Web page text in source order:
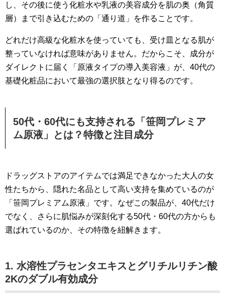
し、その後に使う化粧水や乳液の美容成分を肌の奥（角質
層）まで引き込むための「通り道」を作ることです。
どれだけ高級な化粧水を使っていても、受け皿となる肌が
整っていなければ意味がありません。だからこそ、成分が
ダイレクトに届く「原液タイプの導入美容液」が、40代の
基礎化粧品において最強の選択肢となり得るのです。
50代・60代にも支持される「笹岡プレミア
ム原液」とは？特徴と注目成分
ドラッグストアのアイテムでは満足できなかった大人の女
性たちから、隠れた名品として高い支持を集めているのが
「笹岡プレミアム原液」です。なぜこの製品が、40代だけ
でなく、さらに肌悩みが深刻化する50代・60代の方からも
選ばれているのか、その特徴を紐解きます。
1. 水溶性プラセンタエキスとグリチルリチン酸
2Kのダブル有効成分